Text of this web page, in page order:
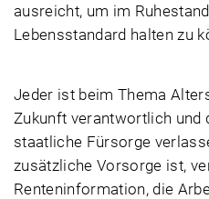
ausreicht, um im
Lebensstandard halten zu
Jeder ist beim Thema
Zukunft verantwortlich
staatliche Fürsorge
zusätzliche Vorsorge ist,
Renteninformation, die